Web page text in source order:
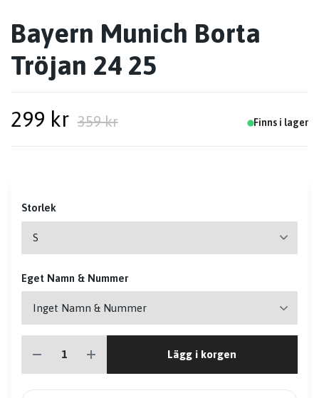
Bayern Munich Borta
Tröjan 24 25
299 kr 359 kr Finns i lager
Storlek
Eget Namn & Nummer
Lägg i korgen